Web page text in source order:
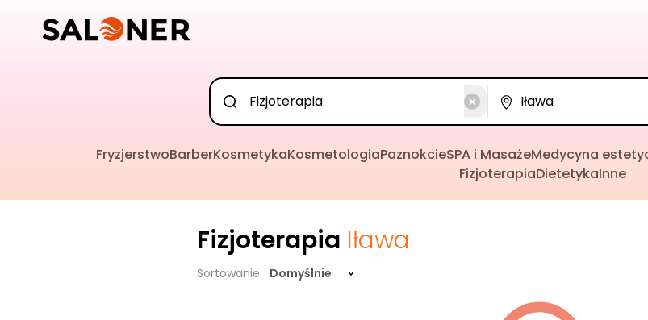
FryzjerstwoBarberKosmetykaKosmetologiaPaznokcieSPA i MasażeMedycyna
FizjoterapiaDietetykaInne
Fizjoterapia Iława
Sortowanie Domyślnie